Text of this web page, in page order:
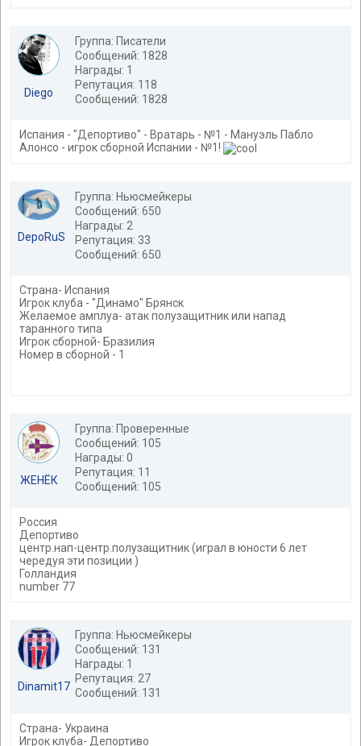
Diego
Группа: Писатели
Сообщений: 1828
Награды: 1
Репутация: 118
Сообщений: 1828
Испания - "Депортиво" - Вратарь - №1 - Мануэль Пабло
Алонсо - игрок сборной Испании - №1!
DepoRuS
Группа: Ньюсмейкеры
Сообщений: 650
Награды: 2
Репутация: 33
Сообщений: 650
Страна- Испания
Игрок клуба - "Динамо" Брянск
Желаемое амплуа- атак полузащитник или напад
таранного типа
Игрок сборной- Бразилия
Номер в сборной - 1
ЖЕНЁК
Группа: Проверенные
Сообщений: 105
Награды: 0
Репутация: 11
Сообщений: 105
Россия
Депортиво
центр.нап-центр.полузащитник (играл в юности 6 лет
чередуя эти позиции )
Голландия
number 77
Dinamit17
Группа: Ньюсмейкеры
Сообщений: 131
Награды: 1
Репутация: 27
Сообщений: 131
Страна- Украина
Игрок клуба- Депортиво